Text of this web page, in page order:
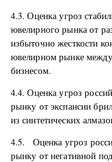
4.3. Оценка угроз
ювелирного рынка от
избыточно жесткости
ювелирном рынке
бизнесом.
4.4. Оценка угроз
рынку от экспансии
из синтетических
4.5. Оценка угроз
рынку от негативной